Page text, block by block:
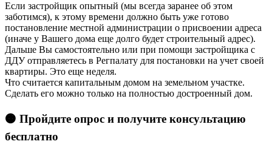
Если застройщик опытный (мы всегда заранее об этом
заботимся), к этому времени должно быть уже готово
постановление местной администрации о присвоении адреса
(иначе у Вашего дома еще долго будет строительный адрес).
Дальше Вы самостоятельно или при помощи застройщика с
ДДУ отправляетесь в Регпалату для постановки на учет своей
квартиры. Это еще неделя.
Что считается капитальным домом на земельном участке.
Сделать его можно только на полностью достроенный дом.
🟠 Пройдите опрос и получите консультацию
бесплатно